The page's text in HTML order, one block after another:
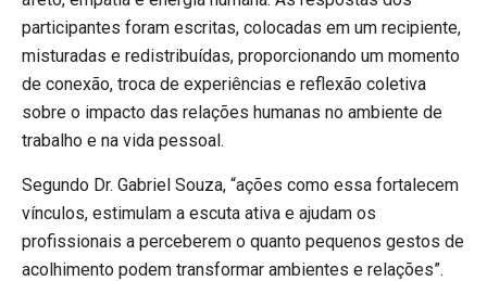
participantes foram escritas, colocadas em um recipiente,
misturadas e redistribuídas, proporcionando um momento
de conexão, troca de experiências e reflexão coletiva
sobre o impacto das relações humanas no ambiente de
trabalho e na vida pessoal.
Segundo Dr. Gabriel Souza, “ações como essa fortalecem
vínculos, estimulam a escuta ativa e ajudam os
profissionais a perceberem o quanto pequenos gestos de
acolhimento podem transformar ambientes e relações”.